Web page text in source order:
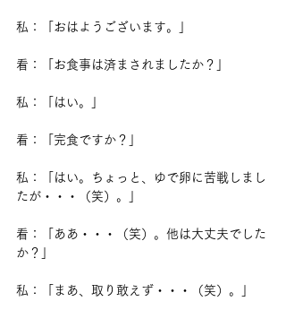
私：「おはようございます。」
看：「お食事は済まされましたか？」
私：「はい。」
看：「完食ですか？」
私：「はい。ちょっと、ゆで卵に苦戦しまし
たが・・・（笑）。」
看：「ああ・・・（笑）。他は大丈夫でした
か？」
私：「まあ、取り敢えず・・・（笑）。」